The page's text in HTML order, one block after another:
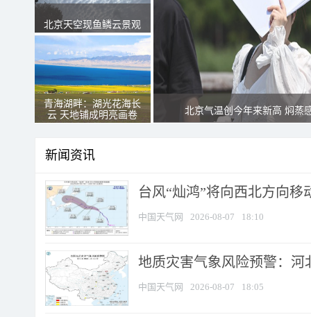
北京天空现鱼鳞云景观
青海湖畔：湖光花海长
云 天地铺成明亮画卷
北京气温创今年来新高 焖蒸
新闻资讯
台风“灿鸿”将向西北方向移
中国天气网 2026-08-07 18:10
地质灾害气象风险预警：河
中国天气网 2026-08-07 18:05